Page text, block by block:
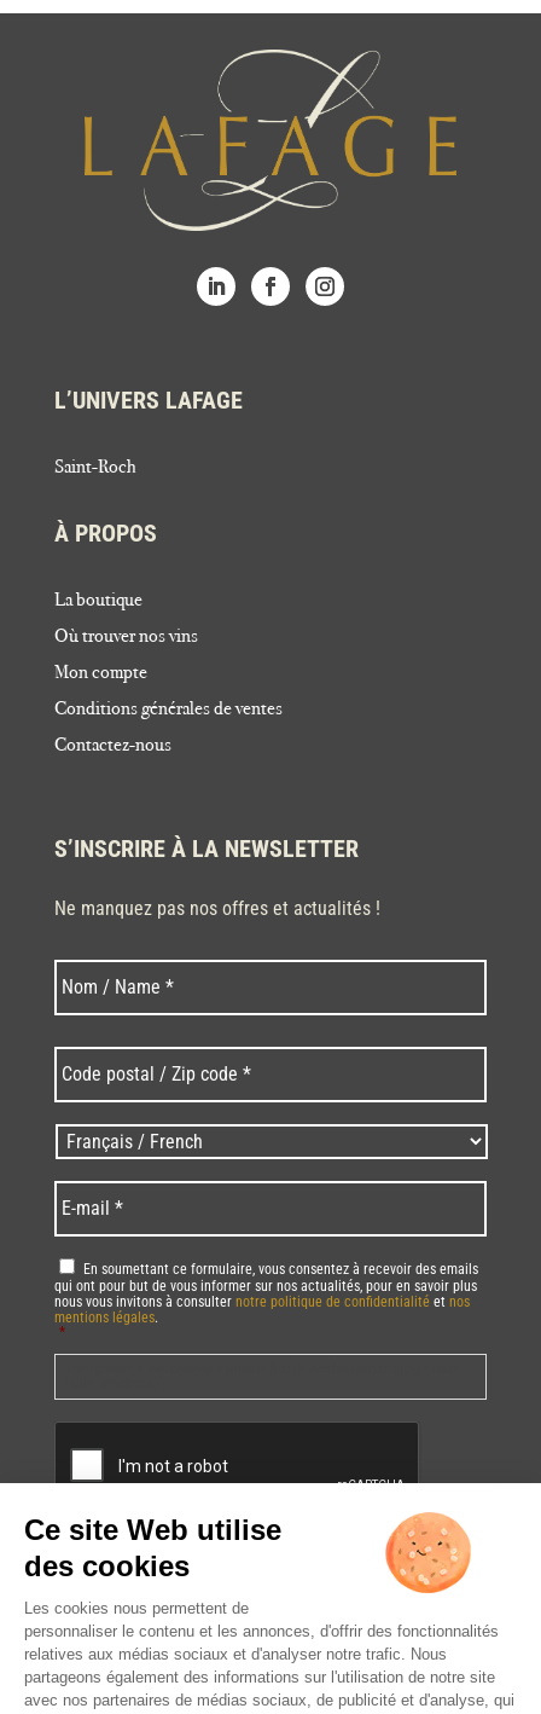
L’UNIVERS LAFAGE
Saint-Roch
À PROPOS
La boutique
Où trouver nos vins
Mon compte
Conditions générales de ventes
Contactez-nous
S’INSCRIRE À LA NEWSLETTER
Ne manquez pas nos offres et actualités !
Nom * Nom
postal
/
Zip
code
* *
Langues
/
Language *
mail *
RGPD *
En soumettant ce formulaire, vous consentez à recevoir des emails
qui ont pour but de vous informer sur nos actualités, pour en savoir plus
nous vous invitons à consulter notre politique de confidentialité et nos
mentions légales.
*